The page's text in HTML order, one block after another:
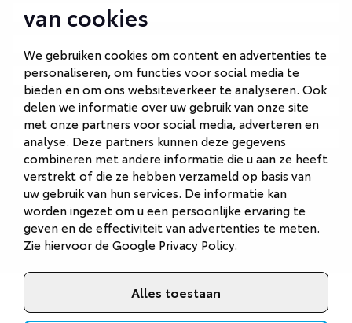
van cookies
We gebruiken cookies om content en advertenties te
personaliseren, om functies voor social media te
bieden en om ons websiteverkeer te analyseren. Ook
delen we informatie over uw gebruik van onze site
met onze partners voor social media, adverteren en
analyse. Deze partners kunnen deze gegevens
combineren met andere informatie die u aan ze heeft
verstrekt of die ze hebben verzameld op basis van
uw gebruik van hun services. De informatie kan
worden ingezet om u een persoonlijke ervaring te
geven en de effectiviteit van advertenties te meten.
Zie hiervoor deGoogle Privacy Policy.
Alles toestaan
Autobedrijf Ede
Autobedrijf Naarden
Autobedrijf Veenendaal
Van Gent Schadeherstel
Van Gent Autobedrijf